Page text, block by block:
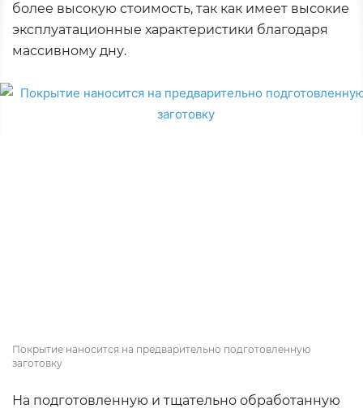
более высокую стоимость, так как имеет высокие
эксплуатационные характеристики благодаря
массивному дну.
Покрытие наносится на предварительно подготовленную
заготовку
На подготовленную и тщательно обработанную